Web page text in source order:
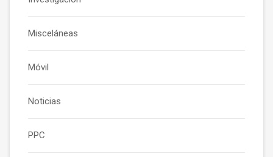
Misceláneas
Móvil
Noticias
PPC